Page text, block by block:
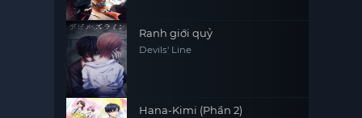
Ranh giới quỷ
Devils' Line
Hana-Kimi (Phần 2)